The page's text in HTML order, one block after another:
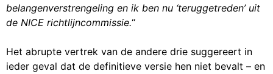
belangenverstrengeling en ik ben nu ‘teruggetreden’ uit
de NICE richtlijncommissie.“
Het abrupte vertrek van de andere drie suggereert in
ieder geval dat de definitieve versie hen niet bevalt – en